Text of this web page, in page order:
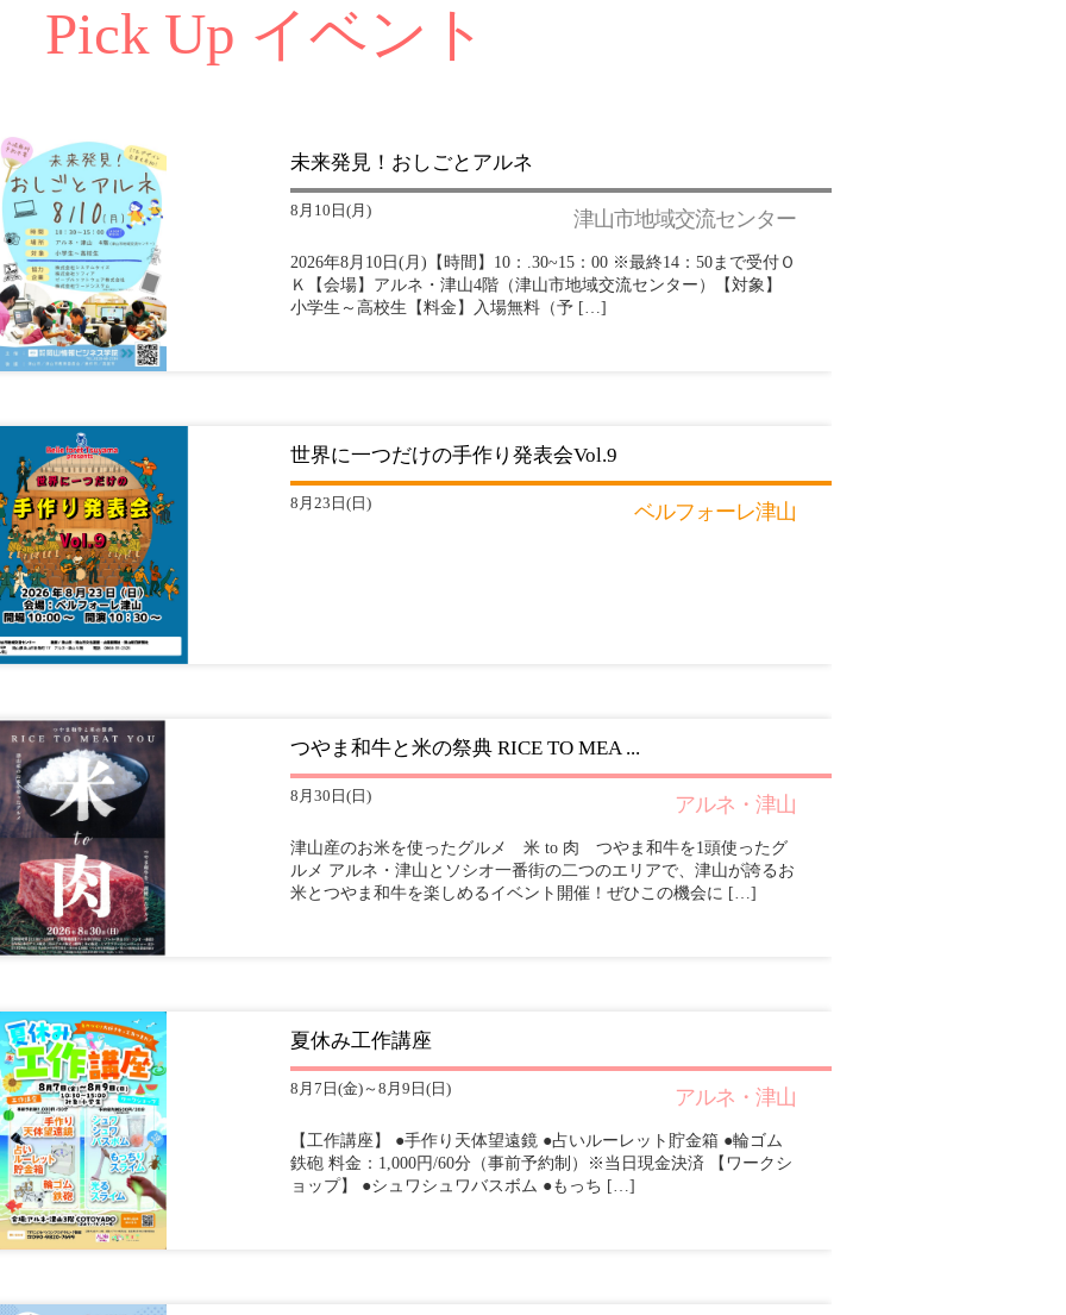
Pick Up イベント
未来発見！おしごとアルネ
8月10日(月) 津山市地域交流センター
2026年8月10日(月)【時間】10：.30~15：00 ※最終14：50まで受付Ｏ
Ｋ【会場】アルネ・津山4階（津山市地域交流センター）【対象】
小学生～高校生【料金】入場無料（予 […]
世界に一つだけの手作り発表会Vol.9
8月23日(日) ベルフォーレ津山
つやま和牛と米の祭典 RICE TO MEA ...
8月30日(日) アルネ・津山
津山産のお米を使ったグルメ 米 to 肉 つやま和牛を1頭使ったグ
ルメ アルネ・津山とソシオ一番街の二つのエリアで、津山が誇るお
米とつやま和牛を楽しめるイベント開催！ぜひこの機会に […]
夏休み工作講座
8月7日(金)～8月9日(日) アルネ・津山
【工作講座】 ●手作り天体望遠鏡 ●占いルーレット貯金箱 ●輪ゴム
鉄砲 料金：1,000円/60分（事前予約制）※当日現金決済 【ワークシ
ョップ】 ●シュワシュワバスボム ●もっち […]